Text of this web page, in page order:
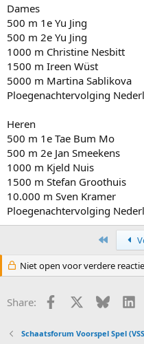
Dames
500 m 1e Yu Jing
500 m 2e Yu Jing
1000 m Christine Nesbitt
1500 m Ireen Wüst
5000 m Martina Sablikova
Ploegenachtervolging
Heren
500 m 1e Tae Bum Mo
500 m 2e Jan Smeekens
1000 m Kjeld Nuis
1500 m Stefan Groothuis
10.000 m Sven Kramer
Ploegenachtervolging
Niet open voor verdere
Share: Facebook Bluesky
Schaatsforum Voorspel Spel